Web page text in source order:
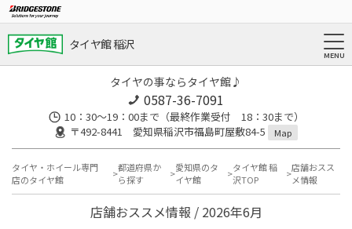
タイヤ館 稲沢
タイヤの事ならタイヤ館♪
0587-36-7091
10：30～19：00まで（最終作業受付 18：30まで）
〒492-8441 愛知県稲沢市福島町屋敷84-5
Map
タイヤ・ホイール専門
店のタイヤ館
都道府県か
ら探す
愛知県のタ
イヤ館
タイヤ館 稲
沢TOP
店舗おスス
メ情報
店舗おススメ情報 / 2026年6月